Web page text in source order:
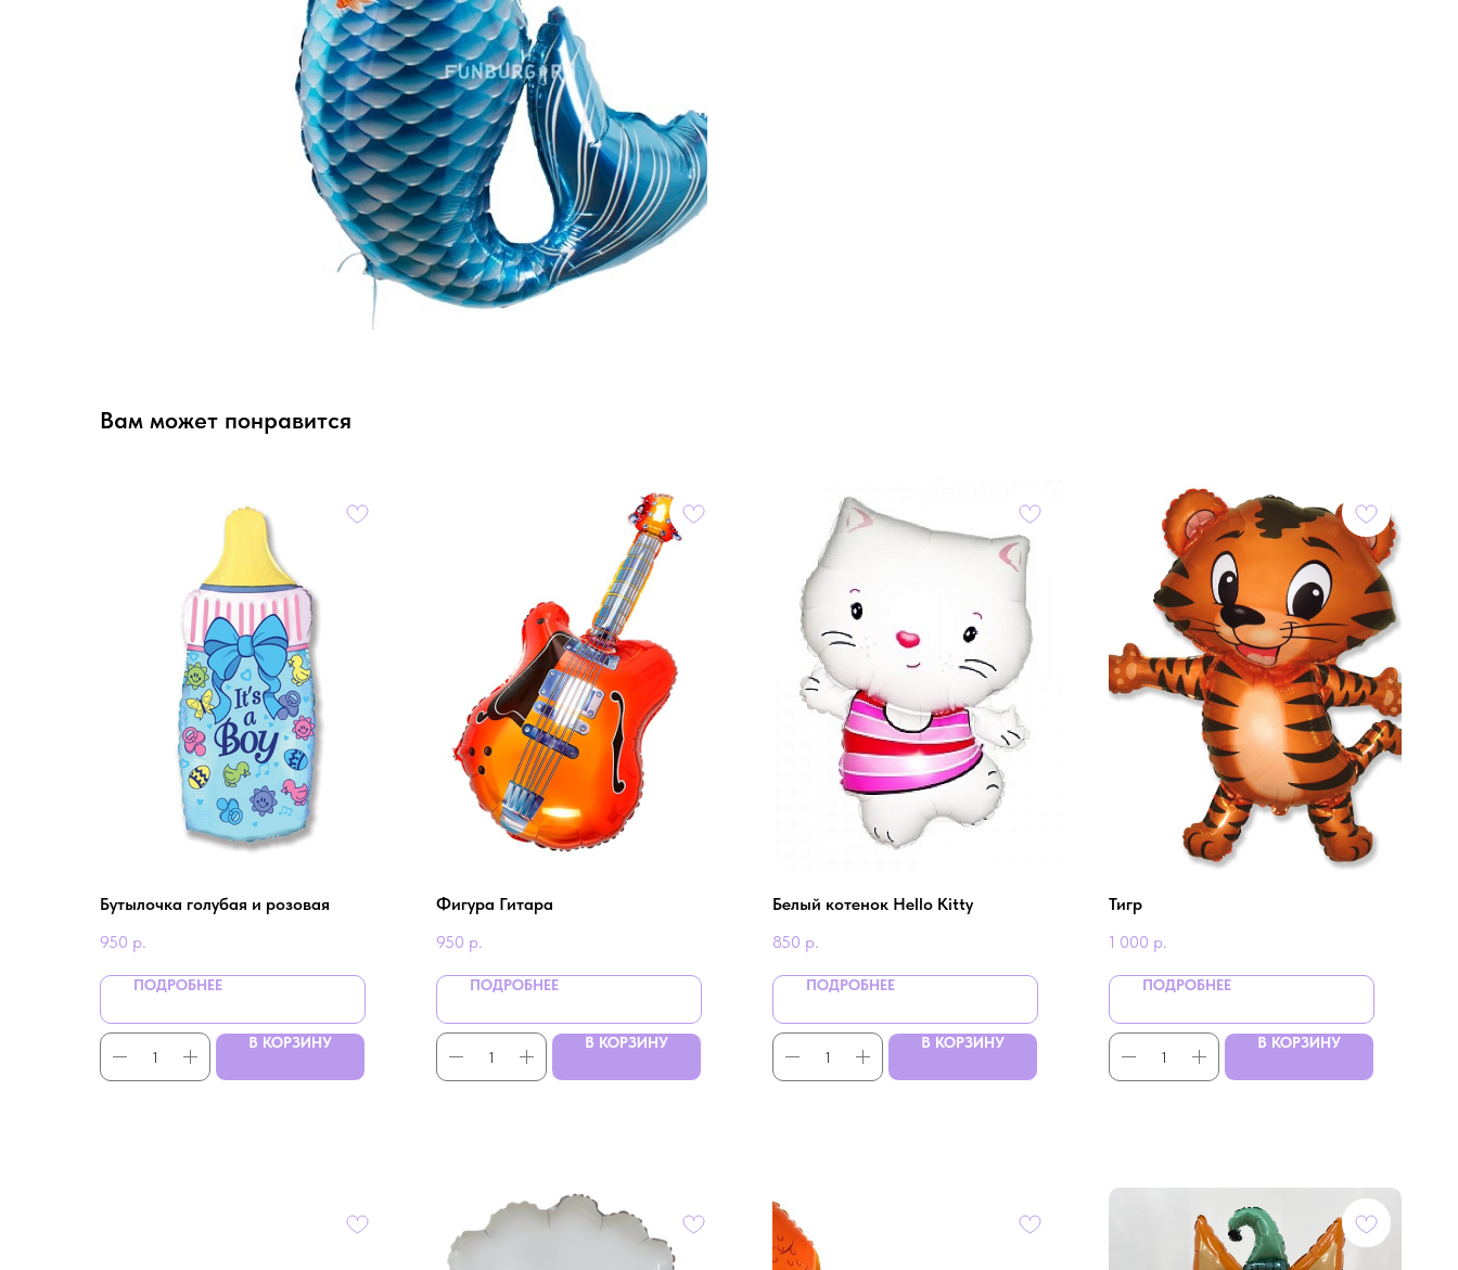
Вам может понравится
Бутылочка голубая и розовая
950 р.
ПОДРОБНЕЕ
В КОРЗИНУ
Фигура Гитара
950 р.
ПОДРОБНЕЕ
В КОРЗИНУ
Белый котенок Hello Kitty
850 р.
ПОДРОБНЕЕ
В КОРЗИНУ
Тигр
1 000 р.
ПОДРОБНЕЕ
В КОРЗИНУ